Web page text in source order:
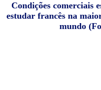
Condições comerciais
estudar francês na
mundo